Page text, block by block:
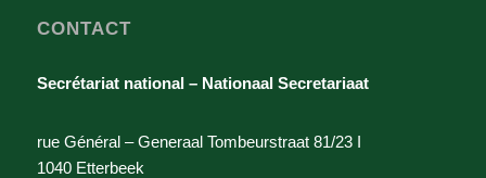
CONTACT
Secrétariat national – Nationaal Secretariaat
rue Général – Generaal Tombeurstraat 81/23 I
1040 Etterbeek